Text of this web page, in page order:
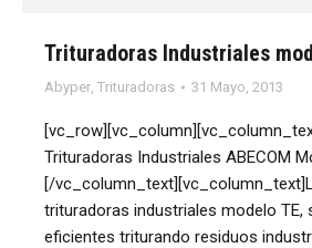
Trituradoras Industriales
Abyper, Trituradoras 31 Mayo, 2013
Trituradoras Industriales ABECOM
[/
trituradoras industriales modelo TE,
eficientes triturando residuos